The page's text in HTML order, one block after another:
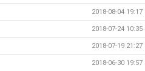
2018-08-04 19:17
2018-07-24 10:35
2018-07-19 21:27
2018-06-30 19:57